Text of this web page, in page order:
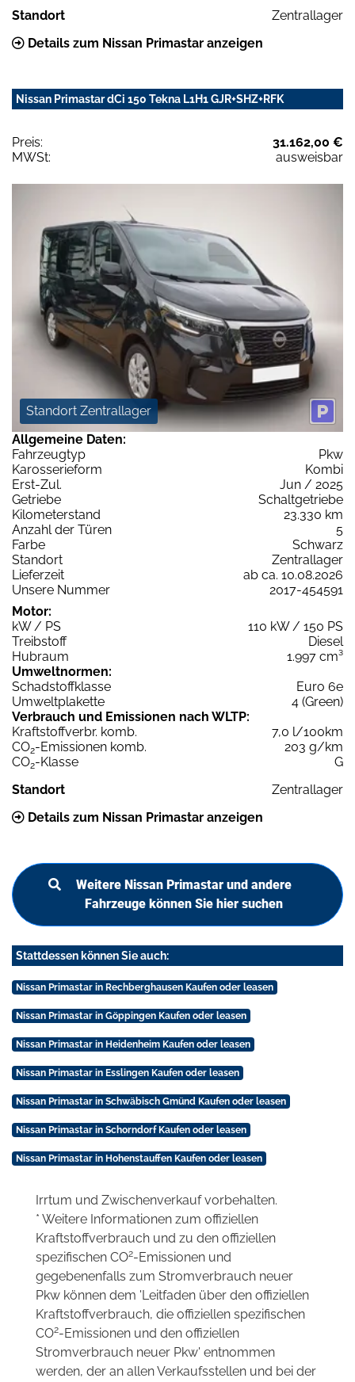
Standort
Zentrallager
Details zum Nissan Primastar anzeigen
Nissan Primastar dCi 150 Tekna L1H1 GJR+SHZ+RFK
Preis:
31.162,00 €
MWSt:
ausweisbar
Standort Zentrallager
Allgemeine Daten:
Fahrzeugtyp
Pkw
Karosserieform
Kombi
Erst-Zul.
Jun / 2025
Getriebe
Schaltgetriebe
Kilometerstand
23.330 km
Anzahl der Türen
5
Farbe
Schwarz
Standort
Zentrallager
Lieferzeit
ab ca. 10.08.2026
Unsere Nummer
2017-454591
Motor:
kW / PS
110 kW / 150 PS
Treibstoff
Diesel
Hubraum
1.997 cm³
Umweltnormen:
Schadstoffklasse
Euro 6e
Umweltplakette
4 (Green)
Verbrauch und Emissionen nach WLTP:
Kraftstoffverbr. komb.
7,0 l/100km
CO2-Emissionen komb.
203 g/km
CO2-Klasse
G
Standort
Zentrallager
Details zum Nissan Primastar anzeigen
Weitere Nissan Primastar und andere
Fahrzeuge können Sie hier suchen
Stattdessen können Sie auch:
Nissan Primastar in Rechberghausen Kaufen oder leasen
Nissan Primastar in Göppingen Kaufen oder leasen
Nissan Primastar in Heidenheim Kaufen oder leasen
Nissan Primastar in Esslingen Kaufen oder leasen
Nissan Primastar in Schwäbisch Gmünd Kaufen oder leasen
Nissan Primastar in Schorndorf Kaufen oder leasen
Nissan Primastar in Hohenstauffen Kaufen oder leasen
Irrtum und Zwischenverkauf vorbehalten.
* Weitere Informationen zum offiziellen
Kraftstoffverbrauch und zu den offiziellen
spezifischen CO2-Emissionen und
gegebenenfalls zum Stromverbrauch neuer
Pkw können dem 'Leitfaden über den offiziellen
Kraftstoffverbrauch, die offiziellen spezifischen
CO2-Emissionen und den offiziellen
Stromverbrauch neuer Pkw' entnommen
werden, der an allen Verkaufsstellen und bei der